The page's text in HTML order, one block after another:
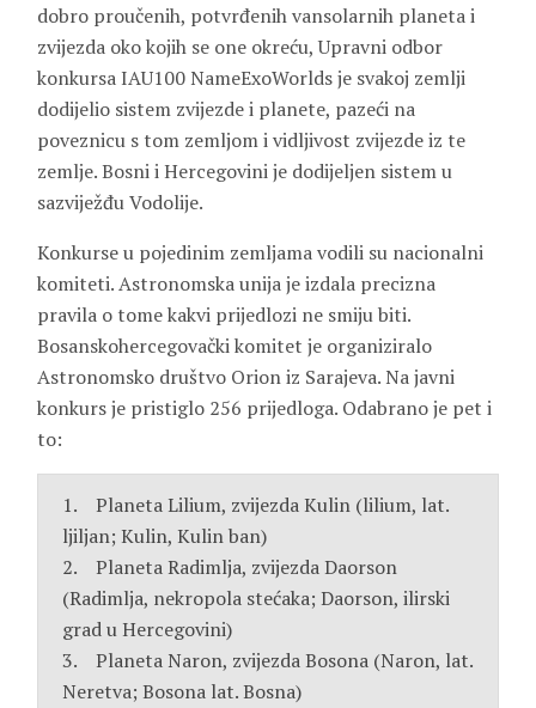
dobro proučenih, potvrđenih vansolarnih planeta i
zvijezda oko kojih se one okreću, Upravni odbor
konkursa IAU100 NameExoWorlds je svakoj zemlji
dodijelio sistem zvijezde i planete, pazeći na
poveznicu s tom zemljom i vidljivost zvijezde iz te
zemlje. Bosni i Hercegovini je dodijeljen sistem u
sazviježđu Vodolije.
Konkurse u pojedinim zemljama vodili su nacionalni
komiteti. Astronomska unija je izdala precizna
pravila o tome kakvi prijedlozi ne smiju biti.
Bosanskohercegovački komitet je organiziralo
Astronomsko društvo Orion iz Sarajeva. Na javni
konkurs je pristiglo 256 prijedloga. Odabrano je pet i
to:
1. Planeta Lilium, zvijezda Kulin (lilium, lat.
ljiljan; Kulin, Kulin ban)
2. Planeta Radimlja, zvijezda Daorson
(Radimlja, nekropola stećaka; Daorson, ilirski
grad u Hercegovini)
3. Planeta Naron, zvijezda Bosona (Naron, lat.
Neretva; Bosona lat. Bosna)